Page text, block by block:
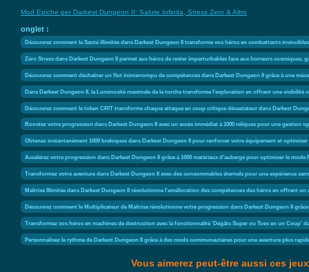
Mod Epiche per Darkest Dungeon II: Salute Infinita, Stress Zero & Altro
onglet :
Découvrez comment la Santé illimitée dans Darkest Dungeon II transforme vos héros en combattants
Zéro Stress dans Darkest Dungeon II permet aux héros de rester imperturbables face aux horreurs
Découvrez comment déchaîner un flot ininterrompu de compétences dans Darkest Dungeon II grâce à une
Dans Darkest Dungeon II, la Luminosité maximale de la torche transforme l'exploration en offrant une visibilité
Découvrez comment le token CRIT transforme chaque attaque en coup critique dévastateur dans Darkest
Boostez votre progression dans Darkest Dungeon II avec un accès immédiat à 1000 reliques pour une gestion
Obtenez instantanément 1000 breloques dans Darkest Dungeon II pour renforcer votre équipement et
Accélérez votre progression dans Darkest Dungeon II grâce à 1000 matériaux d'auberge pour optimiser le mode
Transformez votre aventure dans Darkest Dungeon II avec des consommables éternels pour une expérience
Maîtrise Illimitée dans Darkest Dungeon II révolutionne l'amélioration des compétences des héros en offrant
Découvrez comment le Multiplicateur de Maîtrise révolutionne votre progression dans Darkest Dungeon II
Transformez vos héros en machines de destruction avec la fonctionnalité 'Dégâts Super ou Tues en un Coup'
Personnalisez le rythme de Darkest Dungeon II grâce à des mods communautaires pour une aventure plus
Vous aimerez peut-être aussi ces jeux